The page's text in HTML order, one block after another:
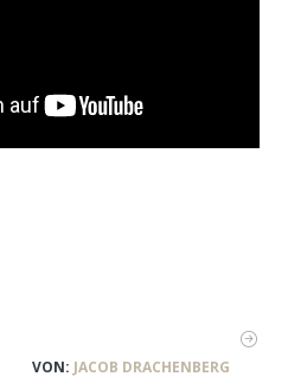
VON: JACOB DRACHENBERG